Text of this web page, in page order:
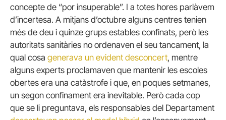
concepte de “por insuperable”. I a totes hores parlàvem
d’incertesa. A mitjans d’octubre alguns centres tenien
més de deu i quinze grups estables confinats, però les
autoritats sanitàries no ordenaven el seu tancament, la
qual cosa generava un evident desconcert, mentre
alguns experts proclamaven que mantenir les escoles
obertes era una catàstrofe i que, en poques setmanes,
un segon confinament era inevitable. Però cada cop
que se li preguntava, els responsables del Departament